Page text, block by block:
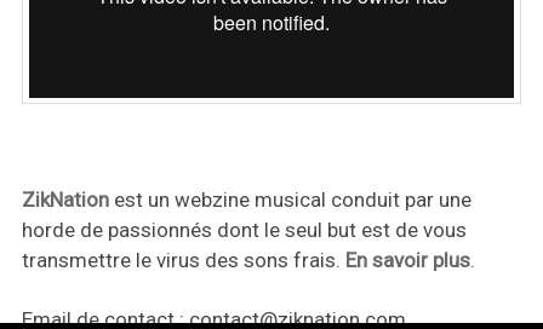
ZikNationest un webzine musical conduit par une
horde de passionnés dont le seul but est de vous
transmettre le virus des sons frais. En savoir plus.
Email de contact :contact@ziknation.com